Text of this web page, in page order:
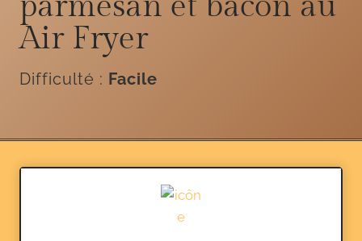
Air Fryer
Difficulté : Facile